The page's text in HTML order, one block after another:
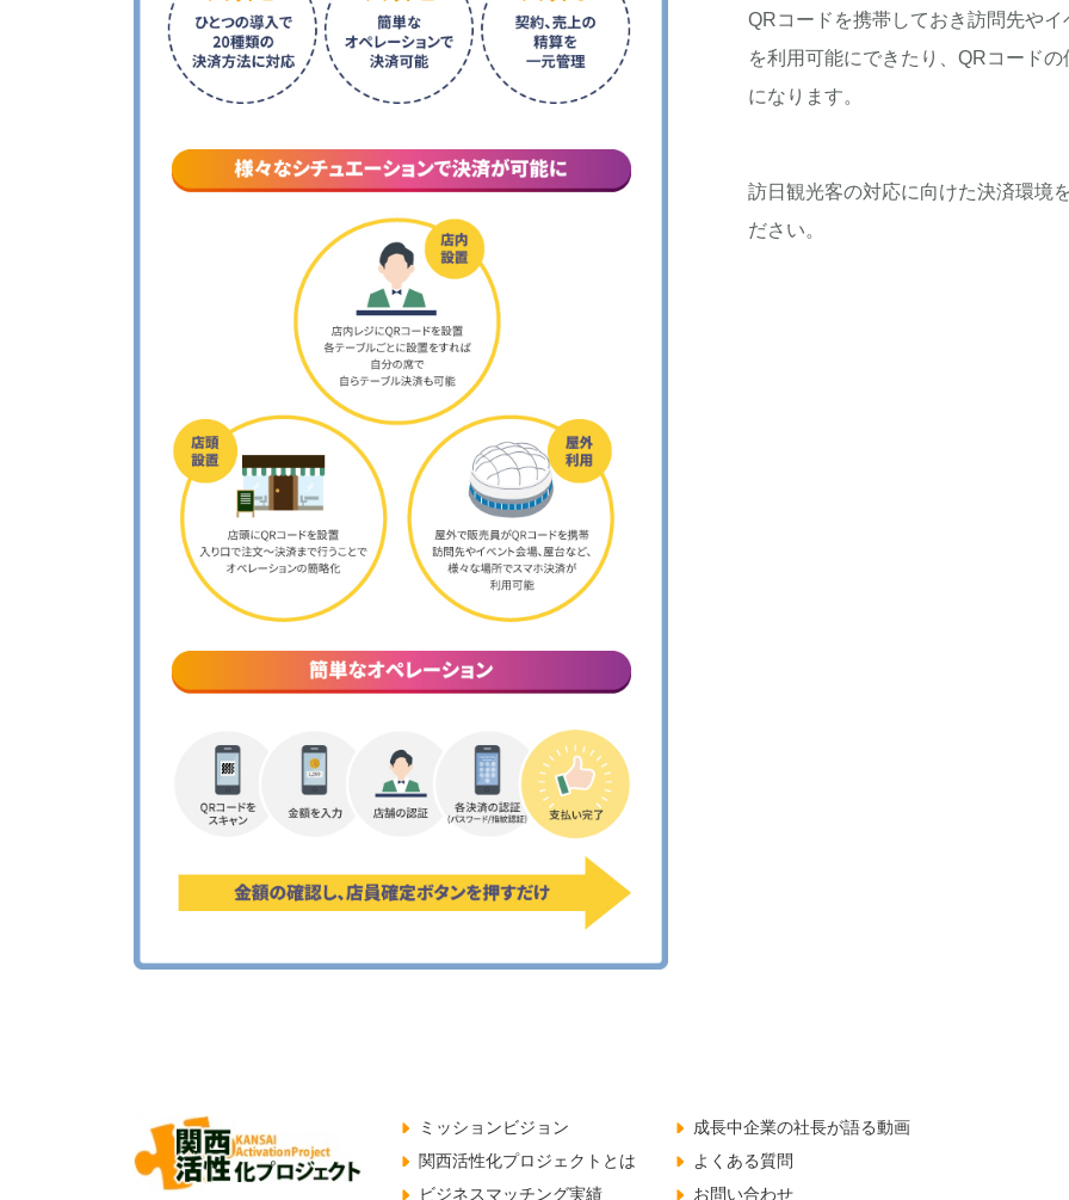
QRコードを携帯しておき訪問先や
を利用可能にできたり、QRコード
になります。
訪日観光客の対応に向けた決済環境
ださい。
ミッションビジョン
関西活性化プロジェクトとは
ビジネスマッチング実績
成長中企業の社長が語る動画
よくある質問
お問い合わせ